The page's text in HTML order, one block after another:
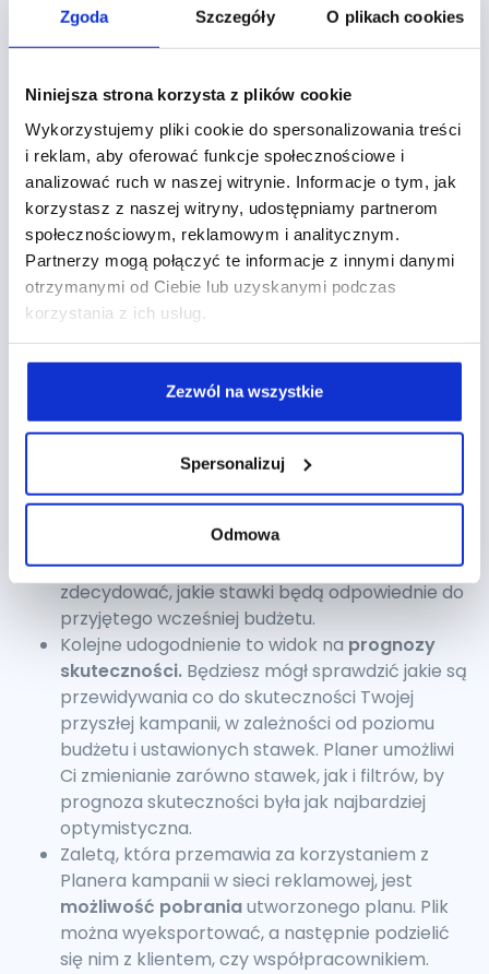
Zgoda Szczegóły O plikach cookies
Niniejsza strona korzysta z plików cookie
Wykorzystujemy pliki cookie do spersonalizowania treści
i reklam, aby oferować funkcje społecznościowe i
analizować ruch w naszej witrynie. Informacje o tym, jak
korzystasz z naszej witryny, udostępniamy partnerom
społecznościowym, reklamowym i analitycznym.
Partnerzy mogą połączyć te informacje z innymi danymi
otrzymanymi od Ciebie lub uzyskanymi podczas
korzystania z ich usług.
Zezwól na wszystkie
Spersonalizuj
Odmowa
Używanie Planera kampanii w sieci reklamowej niesie
Pierwszą z nich odkryjesz na początku
planowania kampanii – dostaniesz propozycje
słów kluczowych,miejsc docelowych witryn,
na których warto się reklamować oraz porady
dotyczącekierowania reklamna różnych
odbiorców.
Możliwość sprawdzeniaprofiluswoich
przyszłych odbiorcóww zależności od
przyjętych ustawień. Dowiesz się, jak duży byłby
zasięg Twojej kampanii, kto byłby Twoim
odbiorcą docelowym (płeć, wiek użytkownika) i
na jakim urządzeniu reklamy byłyby
skuteczniejsze. Dowiesz się także, jakie są
zainteresowania odbiorców.
W podjęciu decyzji odnośnie ustawień kampanii
z pewnością pomoże Ci informacja o
poprzednich wynikach, czy też
kosztach. Na ich podstawie będziesz mógł
zdecydować, jakie stawki będą odpowiednie do
przyjętego wcześniej budżetu.
Kolejne udogodnienie to widok na prognozy
skuteczności. Będziesz mógł sprawdzić jakie są
przewidywania co do skuteczności Twojej
przyszłej kampanii, w zależności od poziomu
budżetu i ustawionych stawek. Planer umożliwi
Ci zmienianie zarówno stawek, jak i filtrów, by
prognoza skuteczności była jak najbardziej
optymistyczna.
Zaletą, która przemawia za korzystaniem z
Planera kampanii w sieci reklamowej, jest
możliwość pobraniautworzonego planu. Plik
można wyeksportować, a następnie podzielić
się nim z klientem, czy współpracownikiem.